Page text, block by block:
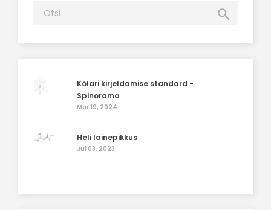

Kõlari kirjeldamise standard -
Spinorama
Mar 19, 2024
Heli lainepikkus
Jul 03, 2023